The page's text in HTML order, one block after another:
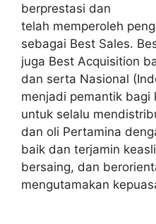
berprestasi dan
telah memperoleh
sebagai Best Sales.
juga Best Acquisition
dan serta Nasional
menjadi pemantik bagi
untuk selalu
dan oli Pertamina
baik dan terjamin
bersaing, dan
mengutamakan